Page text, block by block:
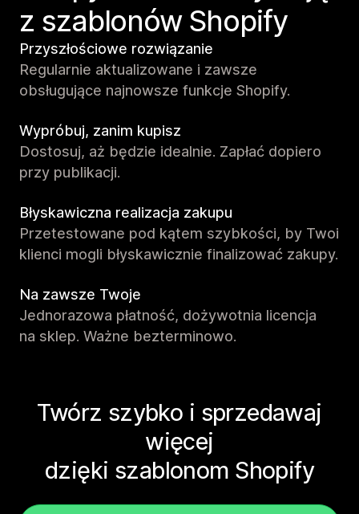
z szablonów Shopify
Przyszłościowe rozwiązanie
Regularnie aktualizowane i zawsze
obsługujące najnowsze funkcje Shopify.
Wypróbuj, zanim kupisz
Dostosuj, aż będzie idealnie. Zapłać dopiero
przy publikacji.
Błyskawiczna realizacja zakupu
Przetestowane pod kątem szybkości, by Twoi
klienci mogli błyskawicznie finalizować zakupy.
Na zawsze Twoje
Jednorazowa płatność, dożywotnia licencja
na sklep. Ważne bezterminowo.
Twórz szybko i sprzedawaj
więcej
dzięki szablonom Shopify